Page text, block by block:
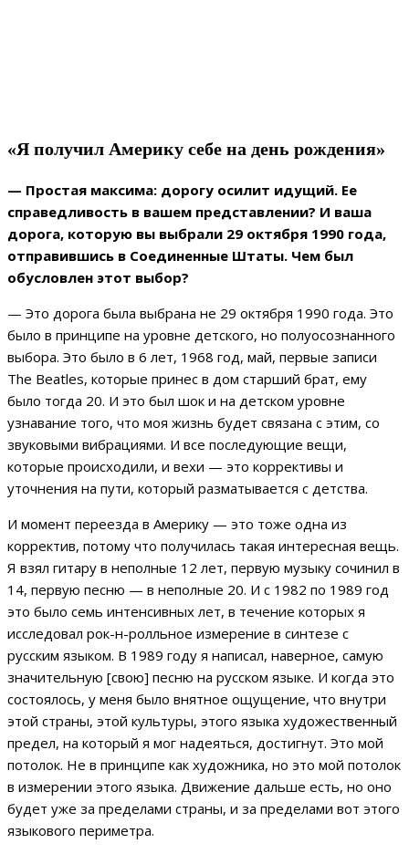
«Я получил Америку себе на день рождения»
— Простая максима: дорогу осилит идущий. Ее
справедливость в вашем представлении? И ваша
дорога, которую вы выбрали 29 октября 1990 года,
отправившись в Соединенные Штаты. Чем был
обусловлен этот выбор?
— Это дорога была выбрана не 29 октября 1990 года. Это
было в принципе на уровне детского, но полуосознанного
выбора. Это было в 6 лет, 1968 год, май, первые записи
The Beatles, которые принес в дом старший брат, ему
было тогда 20. И это был шок и на детском уровне
узнавание того, что моя жизнь будет связана с этим, со
звуковыми вибрациями. И все последующие вещи,
которые происходили, и вехи — это коррективы и
уточнения на пути, который разматывается с детства.
И момент переезда в Америку — это тоже одна из
корректив, потому что получилась такая интересная вещь.
Я взял гитару в неполные 12 лет, первую музыку сочинил в
14, первую песню — в неполные 20. И с 1982 по 1989 год
это было семь интенсивных лет, в течение которых я
исследовал рок-н-ролльное измерение в синтезе с
русским языком. В 1989 году я написал, наверное, самую
значительную [свою] песню на русском языке. И когда это
состоялось, у меня было внятное ощущение, что внутри
этой страны, этой культуры, этого языка художественный
предел, на который я мог надеяться, достигнут. Это мой
потолок. Не в принципе как художника, но это мой потолок
в измерении этого языка. Движение дальше есть, но оно
будет уже за пределами страны, и за пределами вот этого
языкового периметра.